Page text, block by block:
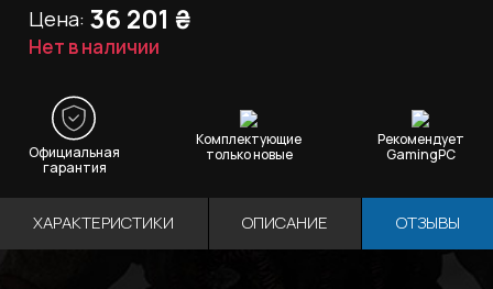
Официальная
гарантия
Комплектующие
только новые
Рекомендует
GamingPC
Цена: 36 201 ₴
Нет в наличии
ХАРАКТЕРИСТИКИ ОПИСАНИЕ ОТЗЫВЫ